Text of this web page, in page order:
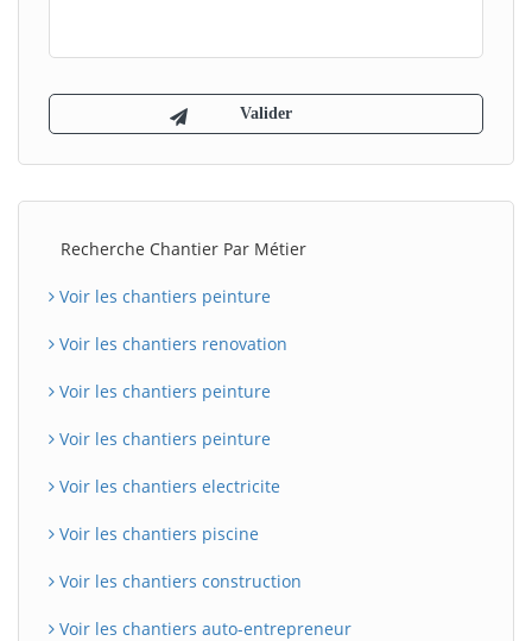
Recherche Chantier Par Métier
Voir les chantiers peinture
Voir les chantiers renovation
Voir les chantiers peinture
Voir les chantiers peinture
Voir les chantiers electricite
Voir les chantiers piscine
Voir les chantiers construction
Voir les chantiers auto-entrepreneur